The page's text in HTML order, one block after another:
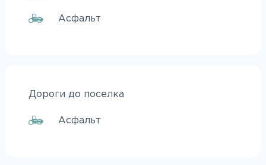
Асфальт
Дороги до поселка
Асфальт